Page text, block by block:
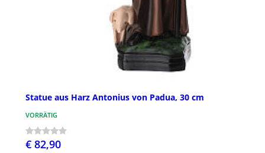
Statue aus Harz Antonius von Padua, 30 cm
VORRÄTIG
€ 82,90